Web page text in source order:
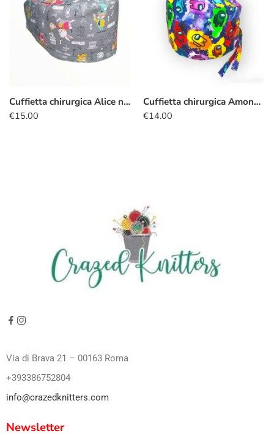
Cuffietta chirurgica Alice nel Paese delle Meraviglie grigio
€15.00
Cuffietta chirurgica Among Us
€14.00
Via di Brava 21 – 00163 Roma
+393386752804
info@crazedknitters.com
Newsletter